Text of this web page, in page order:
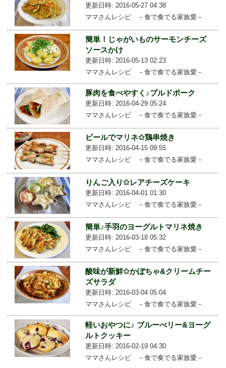
更新日時: 2016-05-27 04:38
ママさんレシピ －食で奏でる家族愛－
簡単！じゃがいものサーモンチーズ
ソースかけ
更新日時: 2016-05-13 02:23
ママさんレシピ －食で奏でる家族愛－
豚肉を食べやすく♪プルドポーク
更新日時: 2016-04-29 05:24
ママさんレシピ －食で奏でる家族愛－
ビールでマリネ✩鶏串焼き
更新日時: 2016-04-15 09:55
ママさんレシピ －食で奏でる家族愛－
りんご入り✩レアチーズケーキ
更新日時: 2016-04-01 01:30
ママさんレシピ －食で奏でる家族愛－
簡単♪手羽のヨーグルトマリネ焼き
更新日時: 2016-03-18 05:32
ママさんレシピ －食で奏でる家族愛－
酸味が新鮮✩かぼちゃ&クリームチー
ズサラダ
更新日時: 2016-03-04 05:04
ママさんレシピ －食で奏でる家族愛－
軽いおやつに♪ ブルーべリー&ヨーグ
ルトクッキー
更新日時: 2016-02-19 04:30
ママさんレシピ －食で奏でる家族愛－